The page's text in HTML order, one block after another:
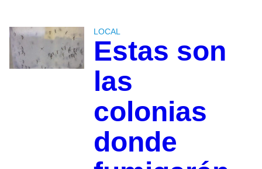
LOCAL
Estas son
las
colonias
donde